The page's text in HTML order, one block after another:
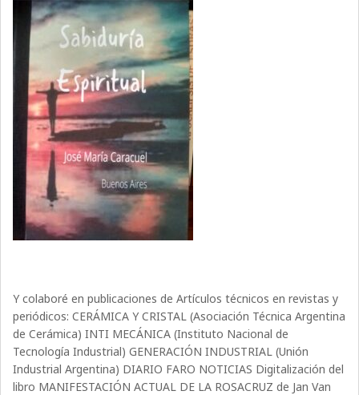
Y colaboré en publicaciones de Artículos técnicos en revistas y
periódicos: CERÁMICA Y CRISTAL (Asociación Técnica Argentina
de Cerámica) INTI MECÁNICA (Instituto Nacional de
Tecnología Industrial) GENERACIÓN INDUSTRIAL (Unión
Industrial Argentina) DIARIO FARO NOTICIAS Digitalización del
libro MANIFESTACIÓN ACTUAL DE LA ROSACRUZ de Jan Van